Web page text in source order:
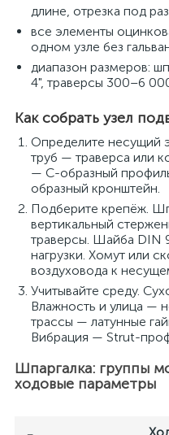
длине, отрезка под
все элементы
одном узле без
диапазон размеров:
4", траверсы 300–6
Как собрать узел
Определите несущий
труб — траверса или
— C-образный
образный кронштейн.
Подберите крепёж.
вертикальный
траверсы. Шайба DIN
нагрузки. Хомут или
воздуховода к
Учитывайте среду.
Влажность и улица —
трассы — латунные
Вибрация — Strut-
Шпаргалка: группы
ходовые параметры